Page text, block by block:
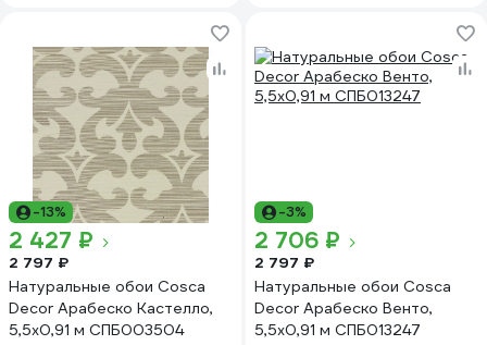
-13%
2 427 ₽
2 797 ₽
Натуральные обои Cosca
Decor Арабеско Кастелло,
5,5x0,91 м СПБ003504
-3%
2 706 ₽
2 797 ₽
Натуральные обои Cosca
Decor Арабеско Венто,
5,5x0,91 м СПБ013247